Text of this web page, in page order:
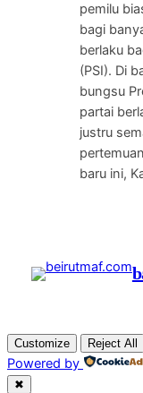
pemilu
bagi
berlaku
(PSI). Di
bungsu
partai
justru
baru ini,
Customize Reject All
Powered by
✖